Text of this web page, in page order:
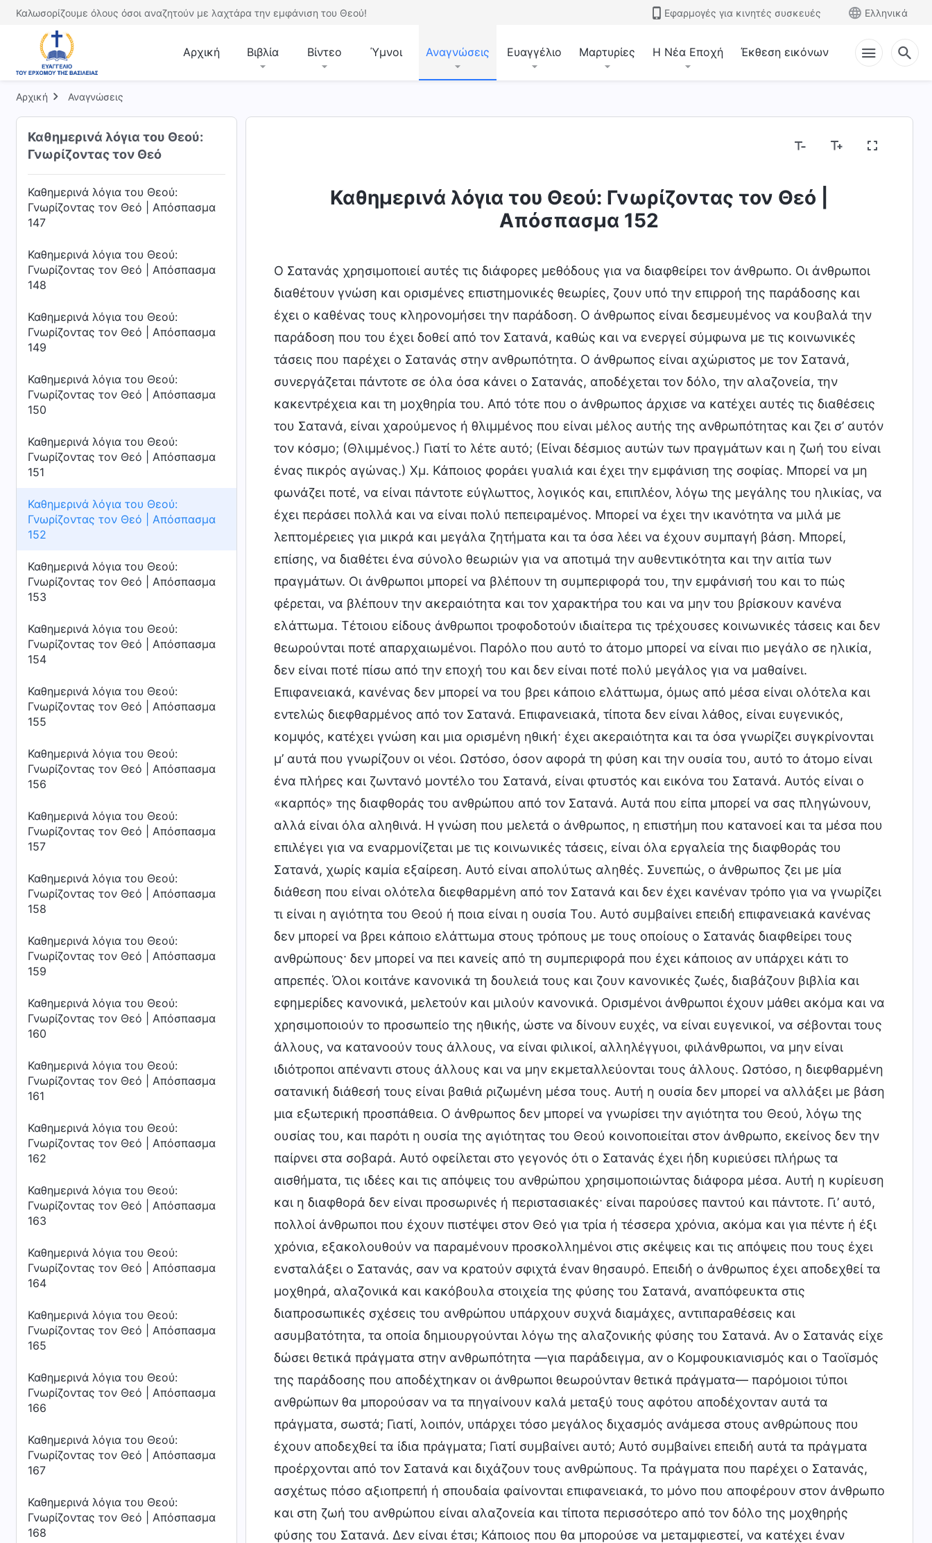
Καλωσορίζουμε όλους όσοι αναζητούν με λαχτάρα την εμφάνιση του Θεού! Εφαρμογές για κινητές συσκευές Ελληνικά
Αρχική Βιβλία Βίντεο Ύμνοι Αναγνώσεις Ευαγγέλιο Μαρτυρίες Η Νέα Εποχή Έκθεση εικόνων
Αρχική Αναγνώσεις
Καθημερινά λόγια του Θεού:
Γνωρίζοντας τον Θεό
Γνωρίζοντας τον Θεό | Απόσπασμα
144
Καθημερινά λόγια του Θεού:
145
Καθημερινά λόγια του Θεού:
Γνωρίζοντας τον Θεό | Απόσπασμα
146
Καθημερινά λόγια του Θεού:
Γνωρίζοντας τον Θεό | Απόσπασμα
147
Καθημερινά λόγια του Θεού:
Γνωρίζοντας τον Θεό | Απόσπασμα
148
Καθημερινά λόγια του Θεού:
Γνωρίζοντας τον Θεό | Απόσπασμα
149
Καθημερινά λόγια του Θεού:
Γνωρίζοντας τον Θεό | Απόσπασμα
150
Καθημερινά λόγια του Θεού:
Γνωρίζοντας τον Θεό | Απόσπασμα
151
Καθημερινά λόγια του Θεού:
Γνωρίζοντας τον Θεό | Απόσπασμα
152
Καθημερινά λόγια του Θεού:
Γνωρίζοντας τον Θεό | Απόσπασμα
153
Καθημερινά λόγια του Θεού:
Γνωρίζοντας τον Θεό | Απόσπασμα
154
Καθημερινά λόγια του Θεού:
Γνωρίζοντας τον Θεό | Απόσπασμα
155
Καθημερινά λόγια του Θεού:
Γνωρίζοντας τον Θεό | Απόσπασμα
156
Καθημερινά λόγια του Θεού:
Γνωρίζοντας τον Θεό | Απόσπασμα
157
Καθημερινά λόγια του Θεού:
Γνωρίζοντας τον Θεό | Απόσπασμα
158
Καθημερινά λόγια του Θεού:
Γνωρίζοντας τον Θεό | Απόσπασμα
159
Καθημερινά λόγια του Θεού:
Γνωρίζοντας τον Θεό | Απόσπασμα
160
Καθημερινά λόγια του Θεού:
Γνωρίζοντας τον Θεό | Απόσπασμα
161
Καθημερινά λόγια του Θεού:
Γνωρίζοντας τον Θεό | Απόσπασμα
162
Καθημερινά λόγια του Θεού:
Γνωρίζοντας τον Θεό | Απόσπασμα
163
Καθημερινά λόγια του Θεού:
Γνωρίζοντας τον Θεό | Απόσπασμα
164
Καθημερινά λόγια του Θεού:
Γνωρίζοντας τον Θεό | Απόσπασμα
165
Καθημερινά λόγια του Θεού:
Γνωρίζοντας τον Θεό | Απόσπασμα
166
Καθημερινά λόγια του Θεού:
Γνωρίζοντας τον Θεό | Απόσπασμα
167
Καθημερινά λόγια του Θεού:
Γνωρίζοντας τον Θεό | Απόσπασμα
168
Καθημερινά λόγια του Θεού: Γνωρίζοντας τον Θεό |
Απόσπασμα 152
Ο Σατανάς χρησιμοποιεί αυτές τις διάφορες μεθόδους για να διαφθείρει τον άνθρωπο. Οι άνθρωποι
διαθέτουν γνώση και ορισμένες επιστημονικές θεωρίες, ζουν υπό την επιρροή της παράδοσης και
έχει ο καθένας τους κληρονομήσει την παράδοση. Ο άνθρωπος είναι δεσμευμένος να κουβαλά την
παράδοση που του έχει δοθεί από τον Σατανά, καθώς και να ενεργεί σύμφωνα με τις κοινωνικές
τάσεις που παρέχει ο Σατανάς στην ανθρωπότητα. Ο άνθρωπος είναι αχώριστος με τον Σατανά,
συνεργάζεται πάντοτε σε όλα όσα κάνει ο Σατανάς, αποδέχεται τον δόλο, την αλαζονεία, την
κακεντρέχεια και τη μοχθηρία του. Από τότε που ο άνθρωπος άρχισε να κατέχει αυτές τις διαθέσεις
του Σατανά, είναι χαρούμενος ή θλιμμένος που είναι μέλος αυτής της ανθρωπότητας και ζει σ’ αυτόν
τον κόσμο; (Θλιμμένος.) Γιατί το λέτε αυτό; (Είναι δέσμιος αυτών των πραγμάτων και η ζωή του είναι
ένας πικρός αγώνας.) Χμ. Κάποιος φοράει γυαλιά και έχει την εμφάνιση της σοφίας. Μπορεί να μη
φωνάζει ποτέ, να είναι πάντοτε εύγλωττος, λογικός και, επιπλέον, λόγω της μεγάλης του ηλικίας, να
έχει περάσει πολλά και να είναι πολύ πεπειραμένος. Μπορεί να έχει την ικανότητα να μιλά με
λεπτομέρειες για μικρά και μεγάλα ζητήματα και τα όσα λέει να έχουν συμπαγή βάση. Μπορεί,
επίσης, να διαθέτει ένα σύνολο θεωριών για να αποτιμά την αυθεντικότητα και την αιτία των
πραγμάτων. Οι άνθρωποι μπορεί να βλέπουν τη συμπεριφορά του, την εμφάνισή του και το πώς
φέρεται, να βλέπουν την ακεραιότητα και τον χαρακτήρα του και να μην του βρίσκουν κανένα
ελάττωμα. Τέτοιου είδους άνθρωποι τροφοδοτούν ιδιαίτερα τις τρέχουσες κοινωνικές τάσεις και δεν
θεωρούνται ποτέ απαρχαιωμένοι. Παρόλο που αυτό το άτομο μπορεί να είναι πιο μεγάλο σε ηλικία,
δεν είναι ποτέ πίσω από την εποχή του και δεν είναι ποτέ πολύ μεγάλος για να μαθαίνει.
Επιφανειακά, κανένας δεν μπορεί να του βρει κάποιο ελάττωμα, όμως από μέσα είναι ολότελα και
εντελώς διεφθαρμένος από τον Σατανά. Επιφανειακά, τίποτα δεν είναι λάθος, είναι ευγενικός,
κομψός, κατέχει γνώση και μια ορισμένη ηθική· έχει ακεραιότητα και τα όσα γνωρίζει συγκρίνονται
μ’ αυτά που γνωρίζουν οι νέοι. Ωστόσο, όσον αφορά τη φύση και την ουσία του, αυτό το άτομο είναι
ένα πλήρες και ζωντανό μοντέλο του Σατανά, είναι φτυστός και εικόνα του Σατανά. Αυτός είναι ο
«καρπός» της διαφθοράς του ανθρώπου από τον Σατανά. Αυτά που είπα μπορεί να σας πληγώνουν,
αλλά είναι όλα αληθινά. Η γνώση που μελετά ο άνθρωπος, η επιστήμη που κατανοεί και τα μέσα που
επιλέγει για να εναρμονίζεται με τις κοινωνικές τάσεις, είναι όλα εργαλεία της διαφθοράς του
Σατανά, χωρίς καμία εξαίρεση. Αυτό είναι απολύτως αληθές. Συνεπώς, ο άνθρωπος ζει με μία
διάθεση που είναι ολότελα διεφθαρμένη από τον Σατανά και δεν έχει κανέναν τρόπο για να γνωρίζει
τι είναι η αγιότητα του Θεού ή ποια είναι η ουσία Του. Αυτό συμβαίνει επειδή επιφανειακά κανένας
δεν μπορεί να βρει κάποιο ελάττωμα στους τρόπους με τους οποίους ο Σατανάς διαφθείρει τους
ανθρώπους· δεν μπορεί να πει κανείς από τη συμπεριφορά που έχει κάποιος αν υπάρχει κάτι το
απρεπές. Όλοι κοιτάνε κανονικά τη δουλειά τους και ζουν κανονικές ζωές, διαβάζουν βιβλία και
εφημερίδες κανονικά, μελετούν και μιλούν κανονικά. Ορισμένοι άνθρωποι έχουν μάθει ακόμα και να
χρησιμοποιούν το προσωπείο της ηθικής, ώστε να δίνουν ευχές, να είναι ευγενικοί, να σέβονται τους
άλλους, να κατανοούν τους άλλους, να είναι φιλικοί, αλληλέγγυοι, φιλάνθρωποι, να μην είναι
ιδιότροποι απέναντι στους άλλους και να μην εκμεταλλεύονται τους άλλους. Ωστόσο, η διεφθαρμένη
σατανική διάθεσή τους είναι βαθιά ριζωμένη μέσα τους. Αυτή η ουσία δεν μπορεί να αλλάξει με βάση
μια εξωτερική προσπάθεια. Ο άνθρωπος δεν μπορεί να γνωρίσει την αγιότητα του Θεού, λόγω της
ουσίας του, και παρότι η ουσία της αγιότητας του Θεού κοινοποιείται στον άνθρωπο, εκείνος δεν την
παίρνει στα σοβαρά. Αυτό οφείλεται στο γεγονός ότι ο Σατανάς έχει ήδη κυριεύσει πλήρως τα
αισθήματα, τις ιδέες και τις απόψεις του ανθρώπου χρησιμοποιώντας διάφορα μέσα. Αυτή η κυρίευση
και η διαφθορά δεν είναι προσωρινές ή περιστασιακές· είναι παρούσες παντού και πάντοτε. Γι’ αυτό,
πολλοί άνθρωποι που έχουν πιστέψει στον Θεό για τρία ή τέσσερα χρόνια, ακόμα και για πέντε ή έξι
χρόνια, εξακολουθούν να παραμένουν προσκολλημένοι στις σκέψεις και τις απόψεις που τους έχει
ενσταλάξει ο Σατανάς, σαν να κρατούν σφιχτά έναν θησαυρό. Επειδή ο άνθρωπος έχει αποδεχθεί τα
μοχθηρά, αλαζονικά και κακόβουλα στοιχεία της φύσης του Σατανά, αναπόφευκτα στις
διαπροσωπικές σχέσεις του ανθρώπου υπάρχουν συχνά διαμάχες, αντιπαραθέσεις και
ασυμβατότητα, τα οποία δημιουργούνται λόγω της αλαζονικής φύσης του Σατανά. Αν ο Σατανάς είχε
δώσει θετικά πράγματα στην ανθρωπότητα —για παράδειγμα, αν ο Κομφουκιανισμός και ο Ταοϊσμός
της παράδοσης που αποδέχτηκαν οι άνθρωποι θεωρούνταν θετικά πράγματα— παρόμοιοι τύποι
ανθρώπων θα μπορούσαν να τα πηγαίνουν καλά μεταξύ τους αφότου αποδέχονταν αυτά τα
πράγματα, σωστά; Γιατί, λοιπόν, υπάρχει τόσο μεγάλος διχασμός ανάμεσα στους ανθρώπους που
έχουν αποδεχθεί τα ίδια πράγματα; Γιατί συμβαίνει αυτό; Αυτό συμβαίνει επειδή αυτά τα πράγματα
προέρχονται από τον Σατανά και διχάζουν τους ανθρώπους. Τα πράγματα που παρέχει ο Σατανάς,
ασχέτως πόσο αξιοπρεπή ή σπουδαία φαίνονται επιφανειακά, το μόνο που αποφέρουν στον άνθρωπο
και στη ζωή του ανθρώπου είναι αλαζονεία και τίποτα περισσότερο από τον δόλο της μοχθηρής
φύσης του Σατανά. Δεν είναι έτσι; Κάποιος που θα μπορούσε να μεταμφιεστεί, να κατέχει έναν